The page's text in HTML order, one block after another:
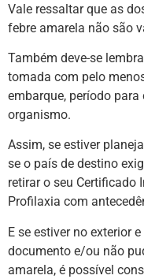
Vale ressaltar que as
febre amarela não são
Também deve-se
tomada com pelo
embarque, período
organismo.
Assim, se estiver
se o país de destino
retirar o seu Certificado
Profilaxia com
E se estiver no exterior
documento e/ou não
amarela, é possível